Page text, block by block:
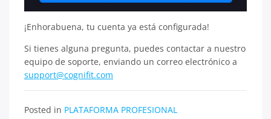
¡Enhorabuena, tu cuenta ya está configurada!
Si tienes alguna pregunta, puedes contactar a nuestro
equipo de soporte, enviando un correo electrónico a
support@cognifit.com
Posted in PLATAFORMA PROFESIONAL